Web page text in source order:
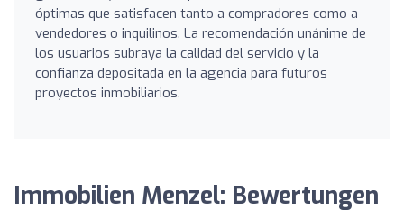
óptimas que satisfacen tanto a compradores como a
vendedores o inquilinos. La recomendación unánime de
los usuarios subraya la calidad del servicio y la
confianza depositada en la agencia para futuros
proyectos inmobiliarios.
Immobilien Menzel: Bewertungen